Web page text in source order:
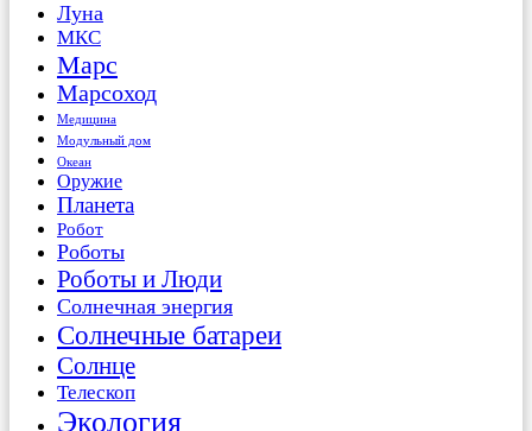
Луна
МКС
Марс
Марсоход
Медицина
Модульный дом
Океан
Оружие
Планета
Робот
Роботы
Роботы и Люди
Солнечная энергия
Солнечные батареи
Солнце
Телескоп
Экология